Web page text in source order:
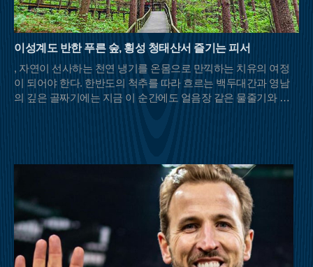
이성계도 반한 푸른 숲, 횡성 청태산서 즐기는 피서
, 자연이 선사하는 천연 냉기를 온몸으로 만끽하는 치유의 여정
이 되어야 한다. 한반도의 척추를 따라 흐르는 백두대간과 영남
의 깊은 골짜기에는 지금 이 순간에도 얼음장 같은 물줄기와 울
운 흙길이 이어져 여름철 산행의 피로도를 덜어준다. 특히 북쪽
자락의 물한계곡은 이름처럼 물이 너무 차가워 오래 발을 담그기
힘들 정도로 강력한 냉기를 자랑한다. 하늘이 보이지 않을 만큼
빽빽하게 들어선 원시림은 강렬한 햇볕을 차단해 주며, 삼도봉
정상에 서면 세 갈래의 문화와 방언이 교차하는 화합의 풍경을
마주할 수 있다.백두대간의 웅장한 기운을 느끼고 싶다면 경북
문경과 충북 괴산의 경계에 솟은 대야산이 제격이다. 속리산국립